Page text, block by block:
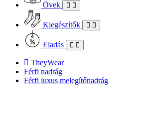
Övek
Kiegészítők
Eladás
TheyWear
Férfi nadrág
Férfi luxus melegítőnadrág